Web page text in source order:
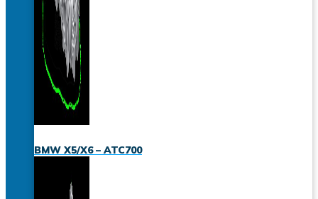
BMW X5/X6 – ATC700